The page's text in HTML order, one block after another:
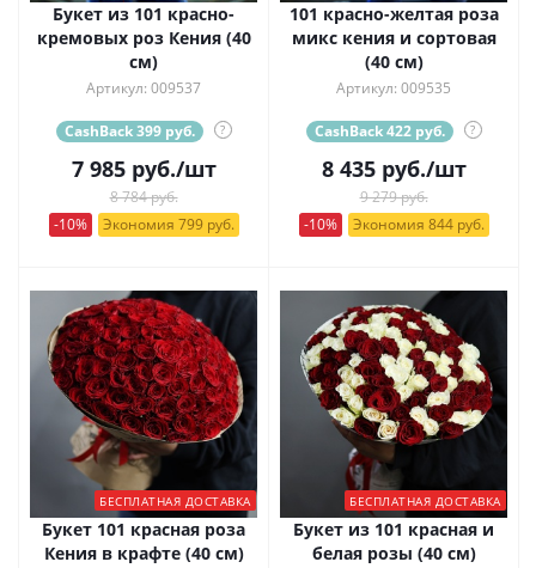
Букет из 101 красно-
кремовых роз Кения (40
см)
Артикул: 009537
CashBack 399 руб. ?
7 985руб./шт
8 784 руб.
-10%
Экономия 799 руб.
101 красно-желтая роза
микс кения и сортовая
(40 см)
Артикул: 009535
CashBack 422 руб. ?
8 435руб./шт
9 279 руб.
-10%
Экономия 844 руб.
БЕСПЛАТНАЯ ДОСТАВКА
Букет 101 красная роза
Кения в крафте (40 см)
БЕСПЛАТНАЯ ДОСТАВКА
Букет из 101 красная и
белая розы (40 см)